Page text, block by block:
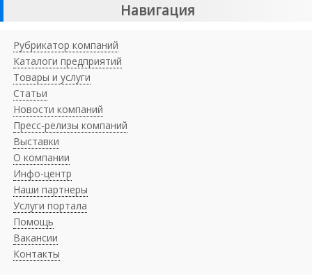
Навигация
Рубрикатор компаний
Каталоги предприятий
Товары и услуги
Статьи
Новости компаний
Пресс-релизы компаний
Выставки
О компании
Инфо-центр
Наши партнеры
Услуги портала
Помощь
Вакансии
Контакты